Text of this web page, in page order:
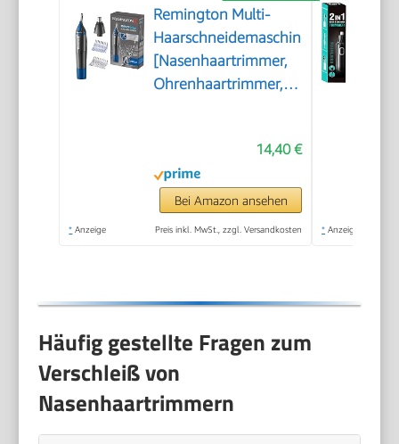
Remington Multi-
Haarschneidemaschine
[Nasenhaartrimmer,
Ohrenhaartrimmer,
Auswaschfunktions-
Knopf inkl. 3
NE3850
14,40 €
Bei Amazon ansehen
* Anzeige Preis inkl. MwSt., zzgl. Versandkosten * Anzeige
Häufig gestellte Fragen zum
Verschleiß von
Nasenhaartrimmern